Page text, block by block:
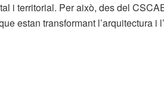
i territorial. Per això, des del
estan transformant l’arquitectura i